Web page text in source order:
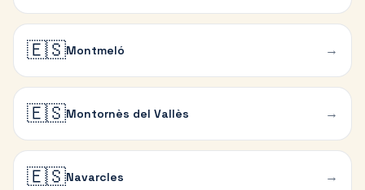
🇪🇸Montmeló →
🇪🇸Montornès del Vallès →
🇪🇸Navarcles →